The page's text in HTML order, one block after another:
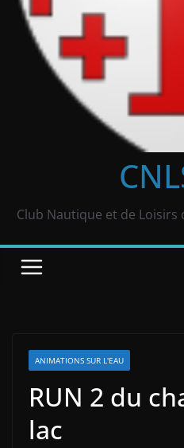
Club Nautique et de Loisirs
ANIMATIONS SUR L'EAU
RUN 2 du
lac